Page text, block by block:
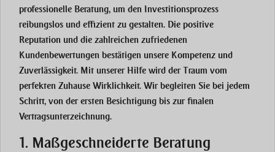
professionelle Beratung, um den Investitionsprozess
reibungslos und effizient zu gestalten. Die positive
Reputation und die zahlreichen zufriedenen
Kundenbewertungen bestätigen unsere Kompetenz und
Zuverlässigkeit. Mit unserer Hilfe wird der Traum vom
perfekten Zuhause Wirklichkeit. Wir begleiten Sie bei jedem
Schritt, von der ersten Besichtigung bis zur finalen
Vertragsunterzeichnung.
1. Maßgeschneiderte Beratung